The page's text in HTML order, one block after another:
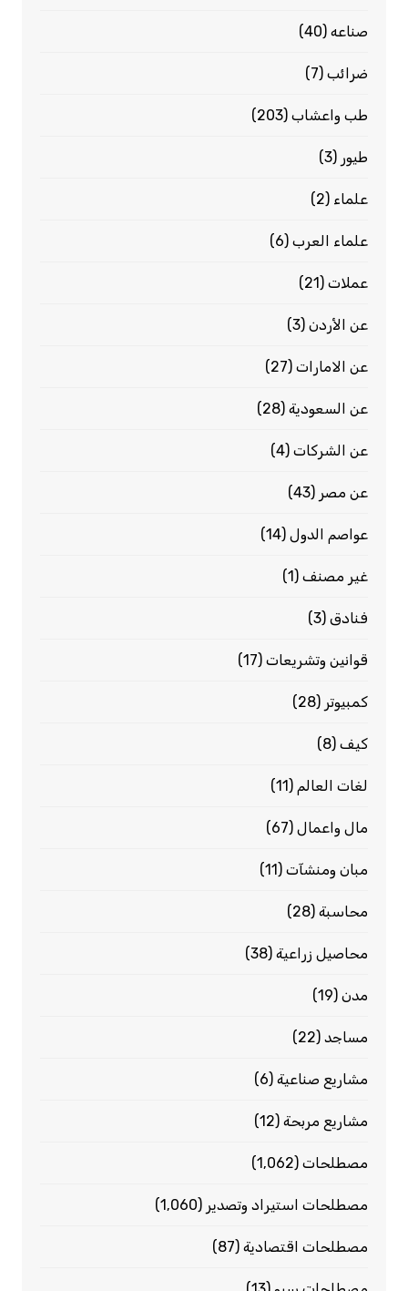
صناعه(40)
ضرائب(7)
طب واعشاب(203)
طيور (3)
علماء (2)
علماء العرب(6)
عملات(21)
عن الأردن(3)
عن الامارات(27)
عن السعودية(28)
عن الشركات(4)
عن مصر (43)
عواصم الدول(14)
غير مصنف(1)
فنادق(3)
قوانين وتشريعات(17)
كمبيوتر (28)
كيف(8)
لغات العالم (11)
مال واعمال(67)
مبان ومنشآت(11)
محاسبة(28)
محاصيل زراعية(38)
مدن(19)
مساجد(22)
مشاريع صناعية(6)
مشاريع مربحة(12)
مصطلحات(1٬062)
مصطلحات استيراد وتصدير (1٬060)
مصطلحات اقتصادية(87)